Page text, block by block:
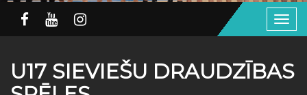
U17 SIEVIEŠU DRAUDZĪBAS